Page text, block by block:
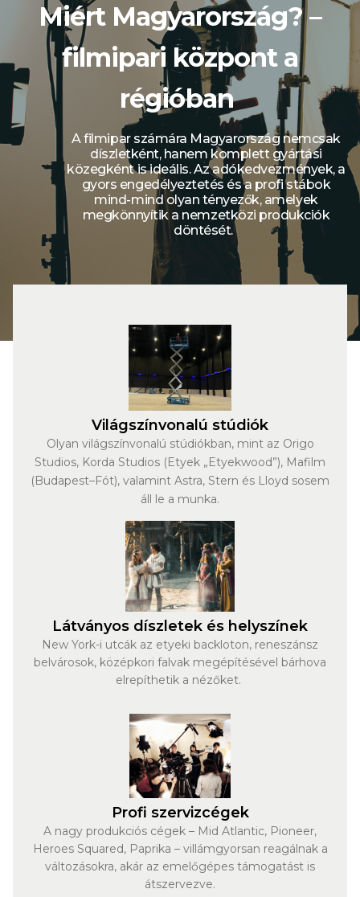
Miért Magyarország? –
filmipari központ a
régióban ​
A filmipar számára Magyarország nemcsak
díszletként, hanem komplett gyártási
közegként is ideális. Az adókedvezmények, a
gyors engedélyeztetés és a profi stábok
mind-mind olyan tényezők, amelyek
megkönnyítik a nemzetközi produkciók
döntését.
Világszínvonalú stúdiók
Olyan világszínvonalú stúdiókban, mint az Origo
Studios, Korda Studios (Etyek „Etyekwood”), Mafilm
(Budapest–Fót), valamint Astra, Stern és Lloyd sosem
áll le a munka.
Látványos díszletek és helyszínek
New York-i utcák az etyeki backloton, reneszánsz
belvárosok, középkori falvak megépítésével bárhova
elrepíthetik a nézőket.
Profi szervizcégek
A nagy produkciós cégek – Mid Atlantic, Pioneer,
Heroes Squared, Paprika – villámgyorsan reagálnak a
változásokra, akár az emelőgépes támogatást is
átszervezve.